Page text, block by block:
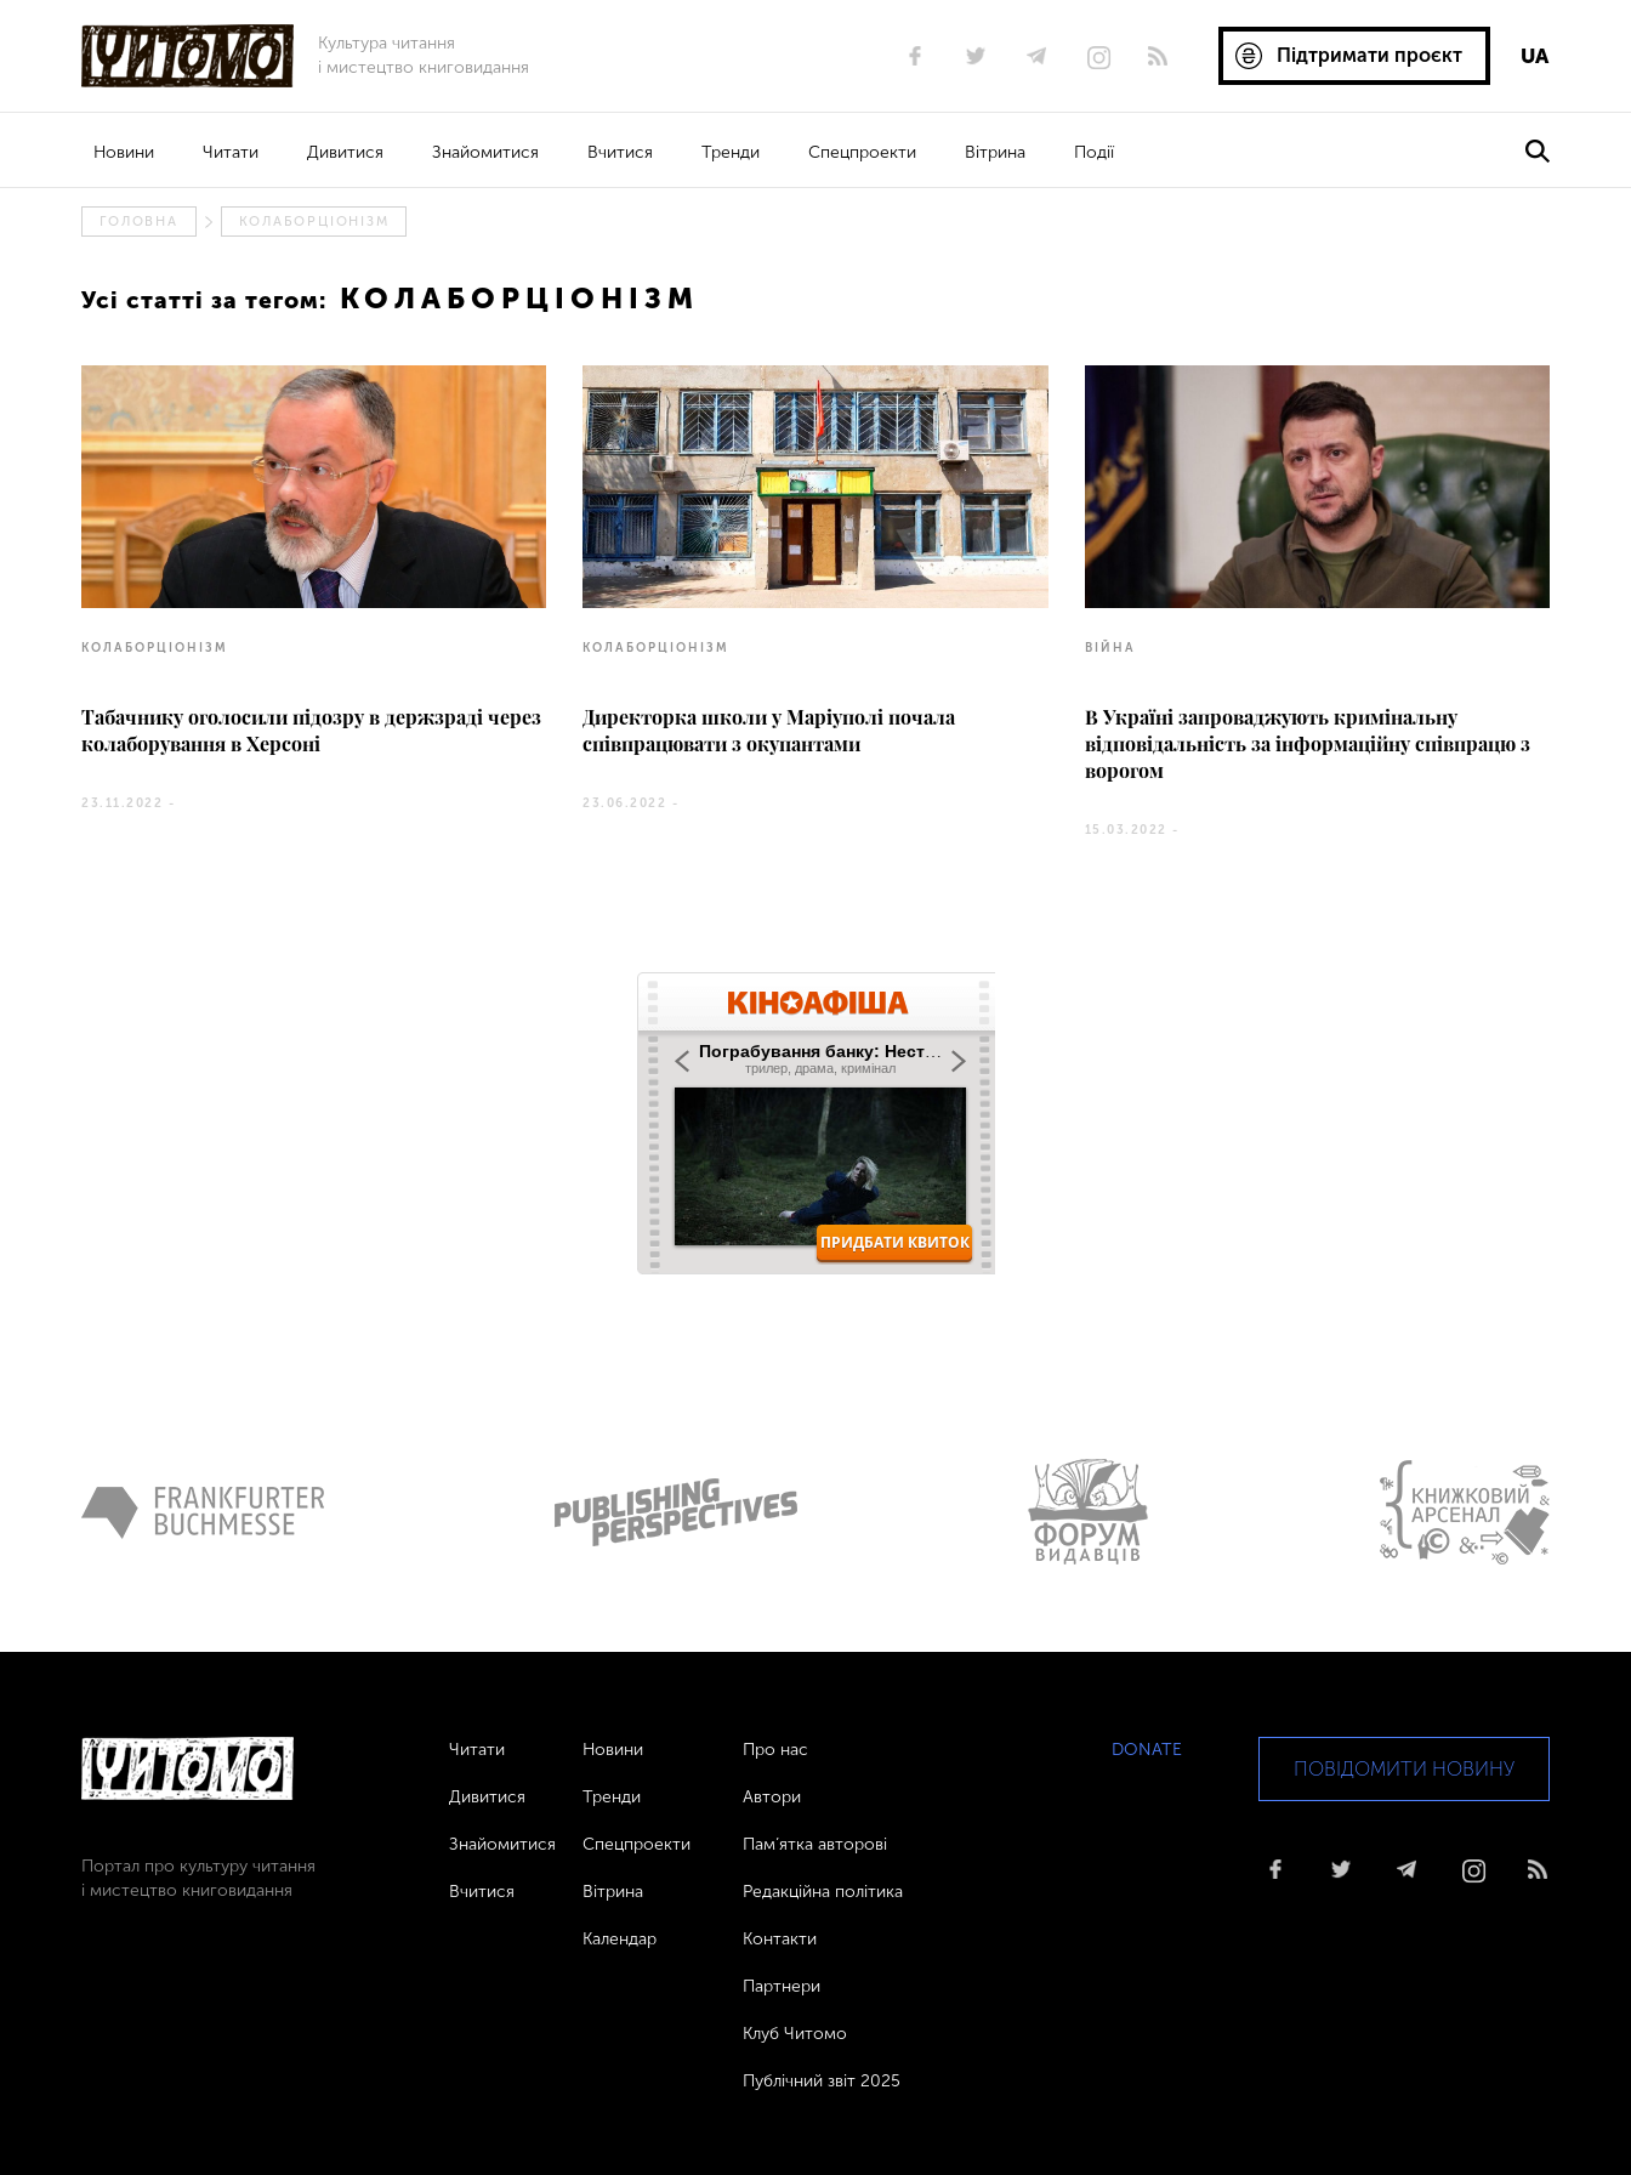
Культура читання
і мистецтво книговидання
UA
Підтримати проєкт
Новини Читати Дивитися Знайомитися Вчитися Тренди Спецпроекти Вітрина Події
ГОЛОВНА КОЛАБОРЦІОНІЗМ
Усі статті за тегом: КОЛАБОРЦІОНІЗМ
КОЛАБОРЦІОНІЗМ
Табачнику оголосили підозру в держзраді через
колаборування в Херсоні
23.11.2022 -
КОЛАБОРЦІОНІЗМ
Директорка школи у Маріуполі почала
співпрацювати з окупантами
23.06.2022 -
ВІЙНА
В Україні запроваджують кримінальну
відповідальність за інформаційну співпрацю з
ворогом
15.03.2022 -
Портал про культуру читання
і мистецтво книговидання
Читати
Дивитися
Знайомитися
Вчитися
Новини
Тренди
Спецпроекти
Вітрина
Календар
Про нас
Автори
Пам’ятка авторові
Редакційна політика
Контакти
Партнери
Клуб Читомо
Публічний звіт 2025
DONATE
ПОВІДОМИТИ НОВИНУ